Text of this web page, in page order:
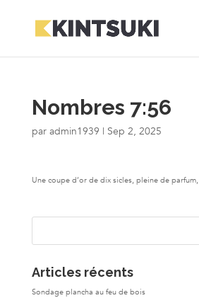
Nombres 7:56
par admin1939 | Sep 2, 2025
Une coupe d’or de dix sicles, pleine de parfum,
Articles récents
Sondage plancha au feu de bois